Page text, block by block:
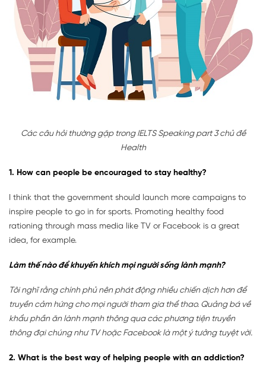
Các câu hỏi thường gặp trong IELTS Speaking part 3 chủ đề
Health
1. How can people be encouraged to stay healthy?
I think that the government should launch more campaigns to
inspire people to go in for sports. Promoting healthy food
rationing through mass media like TV or Facebook is a great
idea, for example.
Làm thế nào để khuyến khích mọi người sống lành mạnh?
Tôi nghĩ rằng chính phủ nên phát động nhiều chiến dịch hơn để
truyền cảm hứng cho mọi người tham gia thể thao. Quảng bá về
khẩu phần ăn lành mạnh thông qua các phương tiện truyền
thông đại chúng như TV hoặc Facebook là một ý tưởng tuyệt vời.
2. What is the best way of helping people with an addiction?